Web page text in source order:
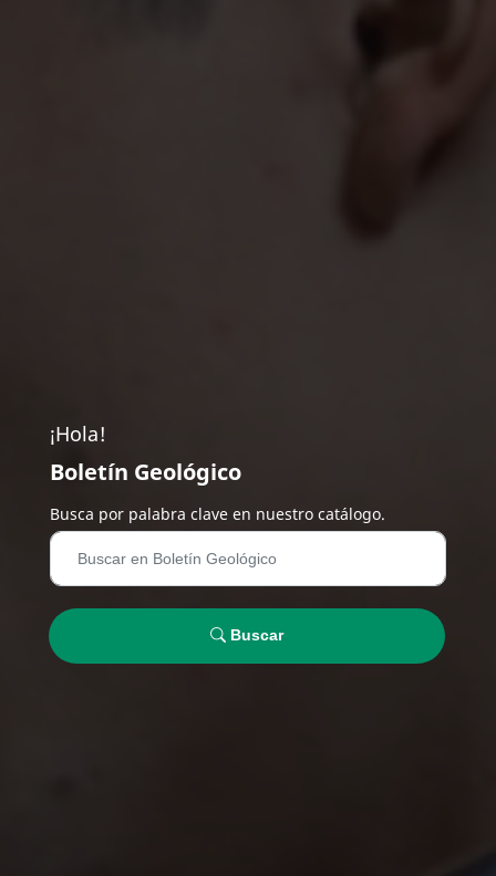
¡Hola!
Boletín Geológico
Busca por palabra clave en nuestro catálogo.
Buscar